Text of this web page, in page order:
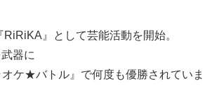
』として芸能活動を開始。
器に
ケ★バトル』で何度も優勝されていま